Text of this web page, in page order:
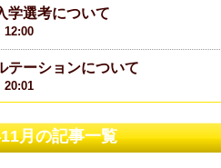
学選考について
12:00
テーションについて
20:01
窓会案内について
18:45月の記事一覧